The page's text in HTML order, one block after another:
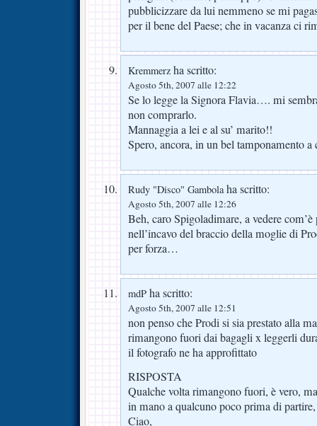
pubblicizzare da lui nemmeno se mi
per il bene del Paese; che in vacanza ci
Kremmerz ha scritto:
Agosto 5th, 2007 alle 12:22
Se lo legge la Signora Flavia…. mi
non comprarlo.
Mannaggia a lei e al su’ marito!!
Spero, ancora, in un bel tamponamento a
Rudy "Disco" Gambolaha scritto:
Agosto 5th, 2007 alle 12:26
Beh, caro Spigoladimare, a vedere
nell’incavo del braccio della moglie di
per forza…
mdP ha scritto:
Agosto 5th, 2007 alle 12:51
non penso che Prodi si sia prestato alla
rimangono fuori dai bagagli x leggerli
il fotografo ne ha approfittato
RISPOSTA
Qualche volta rimangono fuori, è vero,
in mano a qualcuno poco prima di
Ciao,